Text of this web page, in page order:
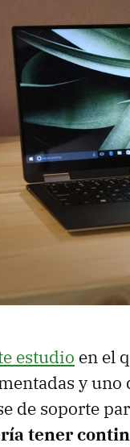
estudio en el
y uno
de soporte
tener